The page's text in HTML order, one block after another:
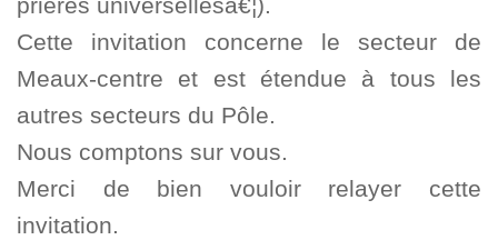
Cette invitation concerne le secteur de
Meaux-centre et est étendue à tous les
autres secteurs du Pôle.
Nous comptons sur vous.
Merci de bien vouloir relayer cette
invitation.